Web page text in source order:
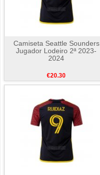
Camiseta Seattle Sounders
Jugador Lodeiro 2ª 2023-
2024
€20.30